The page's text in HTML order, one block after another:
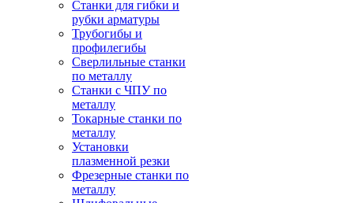
Станки для гибки и
рубки арматуры
Трубогибы и
профилегибы
Сверлильные станки
по металлу
Станки с ЧПУ по
металлу
Токарные станки по
металлу
Установки
плазменной резки
Фрезерные станки по
металлу